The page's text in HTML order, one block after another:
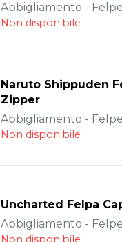
Abbigliamento - Felpe
Non disponibile
Naruto Shippuden
Zipper
Abbigliamento - Felpe
Non disponibile
Uncharted Felpa
Abbigliamento - Felpe
Non disponibile